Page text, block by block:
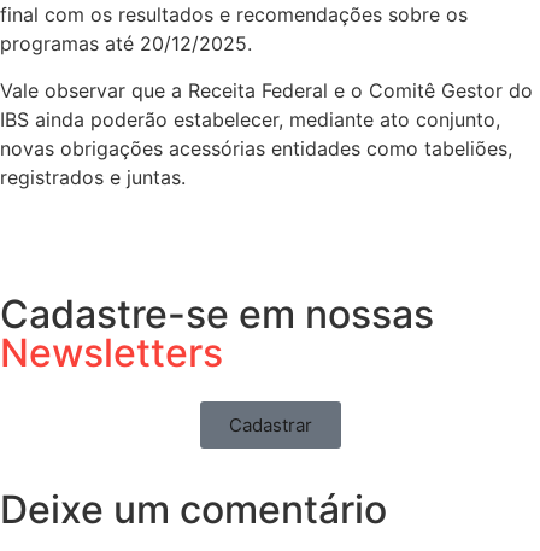
final com os resultados e recomendações sobre os
programas até 20/12/2025.
Vale observar que a Receita Federal e o Comitê Gestor do
IBS ainda poderão estabelecer, mediante ato conjunto,
novas obrigações acessórias entidades como tabeliões,
registrados e juntas.
Cadastre-se em nossas
Newsletters
Cadastrar
Deixe um comentário